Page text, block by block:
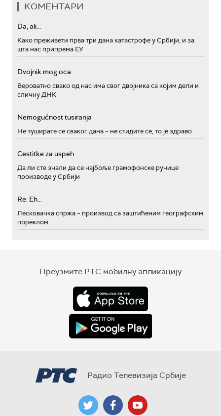
КОМЕНТАРИ
Da, ali...
Како преживети прва три дана катастрофе у Србији, и за
шта нас припрема ЕУ
Dvojnik mog oca
Вероватно свако од нас има свог двојника са којим дели и
сличну ДНК
Nemogućnost tusiranja
Не туширате се сваког дана – не стидите се, то је здраво
Cestitke za uspeh
Да ли сте знали да се најбоље грамофонске ручице
производе у Србији
Re: Eh...
Лесковачка спржа – производ са заштићеним географским
пореклом
Преузмите РТС мобилну апликацију
Радио Телевизија Србије